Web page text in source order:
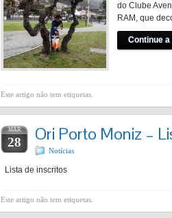
do Clube
RAM, que
Continue a
Este artigo não tem etiquetas.
MAR
28 Ori Porto Moniz –
Notícias
Lista de inscritos
Este artigo não tem etiquetas.